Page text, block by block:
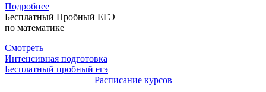
Подробнее
Бесплатный Пробный ЕГЭ
по математике
Смотреть
Интенсивная подготовка
Бесплатный пробный егэ
Расписание курсов